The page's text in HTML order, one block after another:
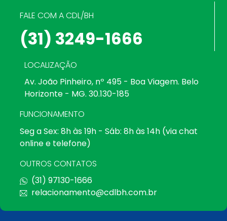
FALE COM A CDL/BH
(31) 3249-1666
LOCALIZAÇÃO
Av. João Pinheiro, nº 495 - Boa Viagem. Belo
Horizonte - MG. 30.130-185
FUNCIONAMENTO
Seg a Sex: 8h às 19h - Sáb: 8h às 14h (via chat
online e telefone)
OUTROS CONTATOS
(31) 97130-1666
relacionamento@cdlbh.com.br